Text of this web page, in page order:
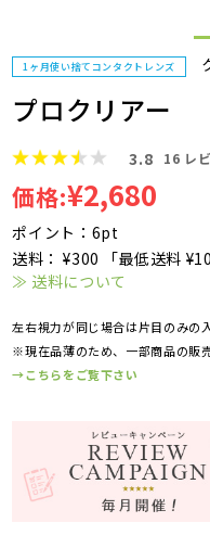
1ヶ月使い捨てコンタクトレンズ
プロクリアー
3.8 16 レ
価格:¥2,680
ポイント：6pt
送料： ¥300 「最低送料
≫ 送料について
左右視力が同じ場合は片目のみの
※現在品薄のため、一部商品の販
→こちらをご覧下さい